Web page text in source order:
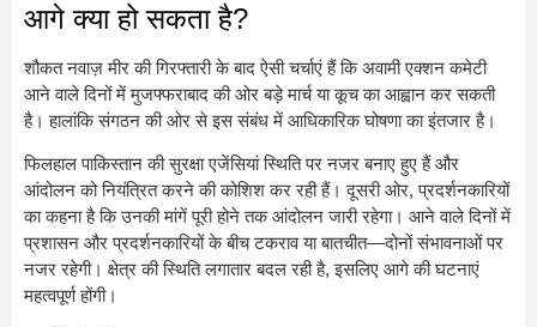
आगे क्या हो सकता है?
शौकत नवाज़ मीर की गिरफ्तारी के बाद ऐसी चर्चाएं हैं कि अवामी एक्शन कमेटी
आने वाले दिनों में मुजफ्फराबाद की ओर बड़े मार्च या कूच का आह्वान कर सकती
है। हालांकि संगठन की ओर से इस संबंध में आधिकारिक घोषणा का इंतजार है।
फिलहाल पाकिस्तान की सुरक्षा एजेंसियां स्थिति पर नजर बनाए हुए हैं और
आंदोलन को नियंत्रित करने की कोशिश कर रही हैं। दूसरी ओर, प्रदर्शनकारियों
का कहना है कि उनकी मांगें पूरी होने तक आंदोलन जारी रहेगा। आने वाले दिनों में
प्रशासन और प्रदर्शनकारियों के बीच टकराव या बातचीत—दोनों संभावनाओं पर
नजर रहेगी। क्षेत्र की स्थिति लगातार बदल रही है, इसलिए आगे की घटनाएं
महत्वपूर्ण होंगी।